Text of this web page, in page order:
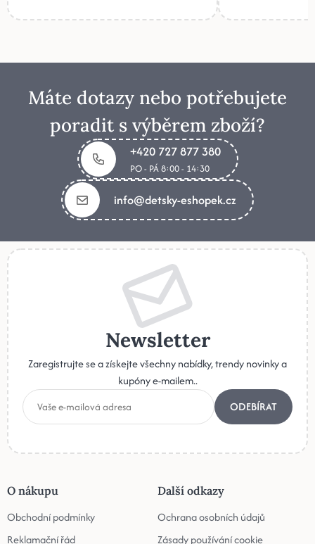
Máte dotazy nebo potřebujete
poradit s výběrem zboží?
+420 727 877 380
PO - PÁ 8:00 - 14:30
info@detsky-eshopek.cz
Newsletter
Zaregistrujte se a získejte všechny nabídky, trendy novinky a
kupóny e-mailem..
ODEBÍRAT
O nákupu
Obchodní podmínky
Reklamační řád
Další odkazy
Ochrana osobních údajů
Zásady používání cookie